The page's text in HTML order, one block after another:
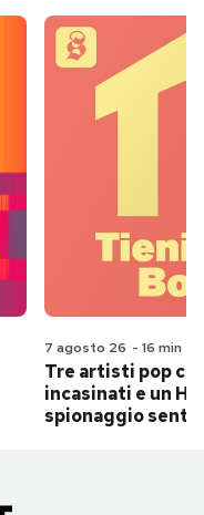
7 agosto 26 - 16 min
Tre artisti pop
incasinati e un
spionaggio